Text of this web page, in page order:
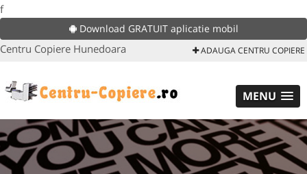
f
Download GRATUIT aplicatie mobil
Centru Copiere Hunedoara ADAUGA CENTRU COPIERE
MENU